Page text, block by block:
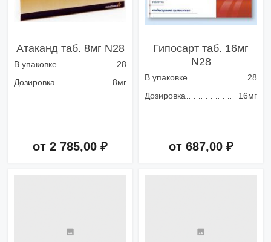
Атаканд таб. 8мг N28
В упаковке
28
Дозировка
8мг
от 2 785,00 ₽
Гипосарт таб. 16мг
N28
В упаковке
28
Дозировка
16мг
от 687,00 ₽